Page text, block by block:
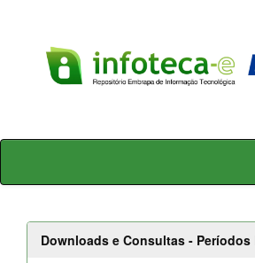
Skip
Downloads e Consultas - Períodos